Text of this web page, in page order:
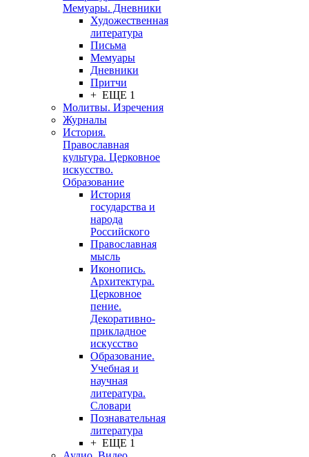
Мемуары. Дневники
Художественная
литература
Письма
Мемуары
Дневники
Притчи
+ ЕЩЕ 1
Молитвы. Изречения
Журналы
История.
Православная
культура. Церковное
искусство.
Образование
История
государства и
народа
Российского
Православная
мысль
Иконопись.
Архитектура.
Церковное
пение.
Декоративно-
прикладное
искусство
Образование.
Учебная и
научная
литература.
Словари
Познавательная
литература
+ ЕЩЕ 1